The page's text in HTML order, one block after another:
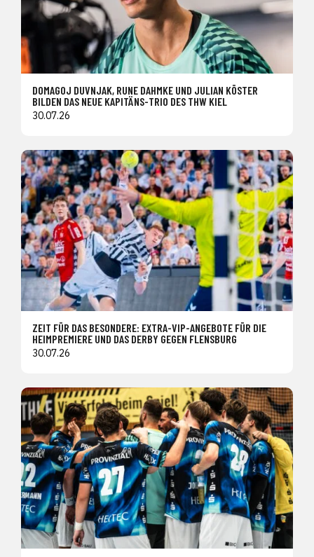
DOMAGOJ DUVNJAK, RUNE DAHMKE UND JULIAN KÖSTER
BILDEN DAS NEUE KAPITÄNS-TRIO DES THW KIEL
30.07.26
ZEIT FÜR DAS BESONDERE: EXTRA-VIP-ANGEBOTE FÜR DIE
HEIMPREMIERE UND DAS DERBY GEGEN FLENSBURG
30.07.26